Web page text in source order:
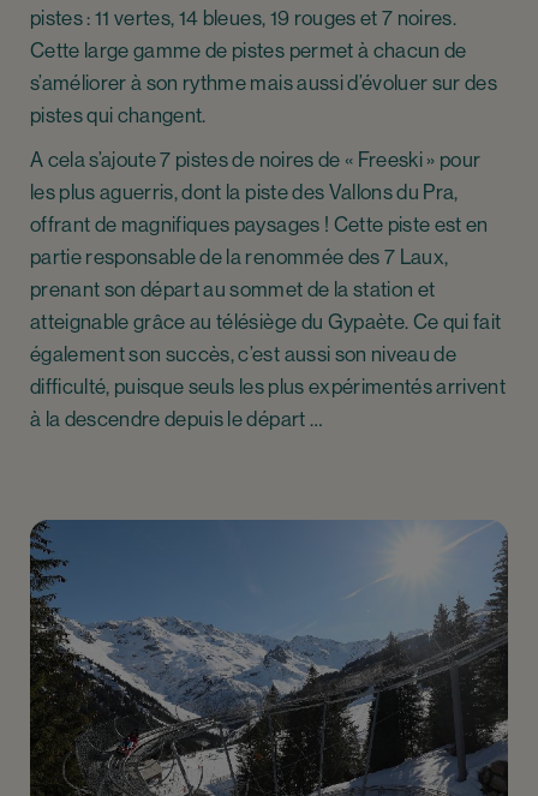
pistes : 11 vertes, 14 bleues, 19 rouges et 7 noires.
Cette large gamme de pistes permet à chacun de
s’améliorer à son rythme mais aussi d’évoluer sur des
pistes qui changent.
A cela s’ajoute 7 pistes de noires de « Freeski » pour
les plus aguerris, dont la piste des Vallons du Pra,
offrant de magnifiques paysages ! Cette piste est en
partie responsable de la renommée des 7 Laux,
prenant son départ au sommet de la station et
atteignable grâce au télésiège du Gypaète. Ce qui fait
également son succès, c’est aussi son niveau de
difficulté, puisque seuls les plus expérimentés arrivent
à la descendre depuis le départ …